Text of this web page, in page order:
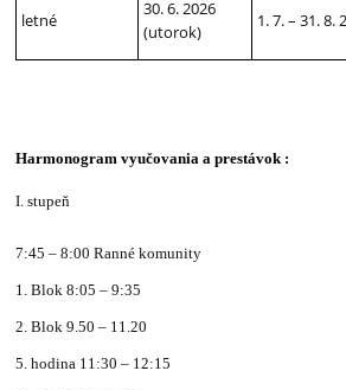
letné
30. 6. 2026
(utorok)
1. 7. – 31. 8.
Harmonogram vyučovania a prestávok :
I. stupeň
7:45 – 8:00 Ranné komunity
1. Blok 8:05 – 9:35
2. Blok 9.50 – 11.20
5. hodina 11:30 – 12:15